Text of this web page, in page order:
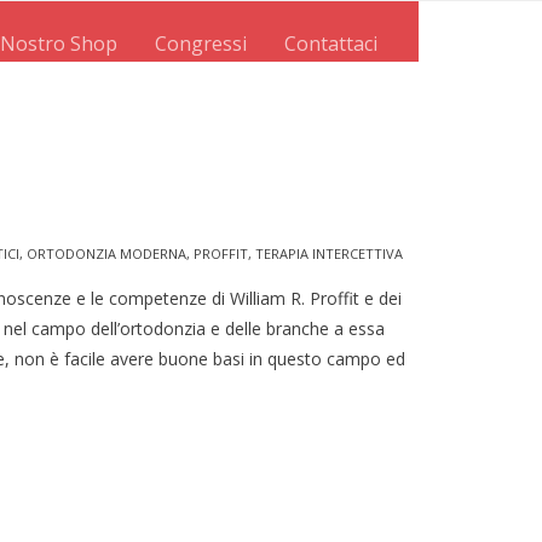
Shop Congressi Contattaci
, ORTODONZIA MODERNA, PROFFIT, TERAPIA INTERCETTIVA
e le competenze di William R. Proffit e dei
campo dell’ortodonzia e delle branche a essa
non è facile avere buone basi in questo campo ed